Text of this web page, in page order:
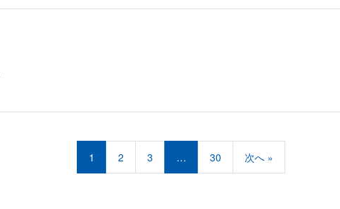
1 2 3 … 30 次へ »